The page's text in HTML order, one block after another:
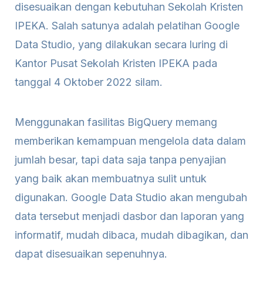
disesuaikan dengan kebutuhan Sekolah Kristen
IPEKA. Salah satunya adalah pelatihan Google
Data Studio, yang dilakukan secara luring di
Kantor Pusat Sekolah Kristen IPEKA pada
tanggal 4 Oktober 2022 silam.
Menggunakan fasilitas BigQuery memang
memberikan kemampuan mengelola data dalam
jumlah besar, tapi data saja tanpa penyajian
yang baik akan membuatnya sulit untuk
digunakan. Google Data Studio akan mengubah
data tersebut menjadi dasbor dan laporan yang
informatif, mudah dibaca, mudah dibagikan, dan
dapat disesuaikan sepenuhnya.